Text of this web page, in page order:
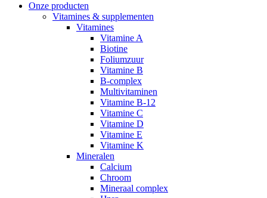
Onze producten
Vitamines & supplementen
Vitamines
Vitamine A
Biotine
Foliumzuur
Vitamine B
B-complex
Multivitaminen
Vitamine B-12
Vitamine C
Vitamine D
Vitamine E
Vitamine K
Mineralen
Calcium
Chroom
Mineraal complex